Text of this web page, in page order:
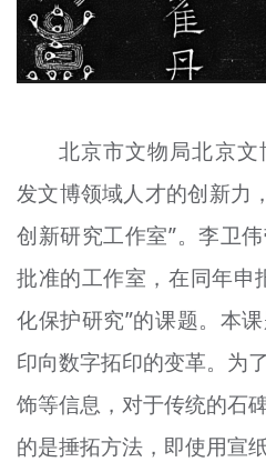
北京市文物局北京
发文博领域人才的创新力
创新研究工作室”。李卫
批准的工作室，在同年申
化保护研究”的课题。本
印向数字拓印的变革。为
饰等信息，对于传统的石
的是捶拓方法，即使用宣